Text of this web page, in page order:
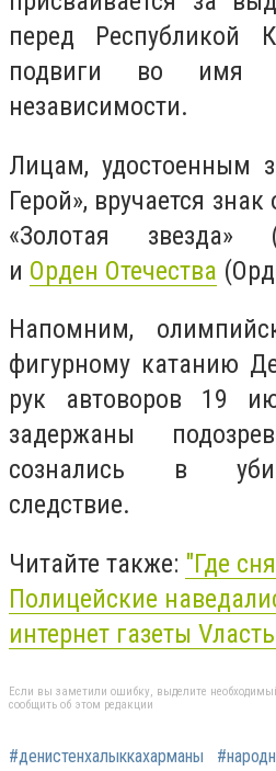
перед Республикой
подвиги во имя
независимости.
Лицам, удостоенным
Герой», вручается
«Золотая звезда»
и Орден Отечества
Напомним,
фигурному катанию
рук автоворов 19
задержаны
сознались в
следствие.
Читайте также: "Где
Полицейские
интернет газеты
Если вы заметили ошибку, выделите
сообщить об этом редакции
#денистенхалыккахарманы